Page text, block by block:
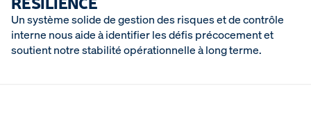
Un système solide de gestion des risques et de contrôle
interne nous aide à identifier les défis précocement et
soutient notre stabilité opérationnelle à long terme.